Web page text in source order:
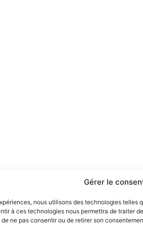
Gérer le
nous utilisons des technologies
à ces technologies nous permettra de traiter
ne pas consentir ou de retirer son